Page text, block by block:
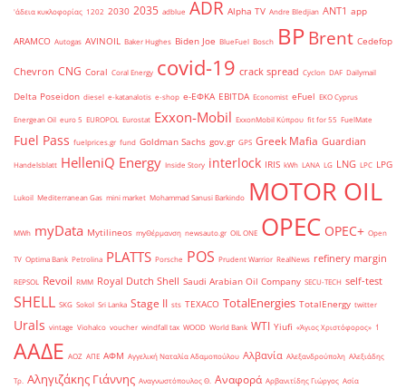
'άδεια κυκλοφορίας 1202 2030 2035 adblue ADR Alpha TV Andre Bledjian ANT1 app
ARAMCO Autogas AVINOIL Baker Hughes Biden Joe BlueFuel Bosch BPBrent Cedefop
Chevron CNG Coral Coral Energy covid-19 crack spread Cyclon DAF Dailymail
Delta Poseidon diesel e-katanalotis e-shop e-ΕΦΚΑ EBITDA Economist eFuel EKO Cyprus
Energean Oil euro 5 EUROPOL Eurostat Exxon-Mobil ExxonMobil Κύπρου fit for 55 FuelMate
Fuel Pass fuelprices.gr fund Goldman Sachs gov.gr GPS Greek Mafia Guardian
Handelsblatt HelleniQ Energy Inside Story interlock IRIS kWh LANA LG LNG LPC LPG
Lukoil Mediterranean Gas mini market Mohammad Sanusi Barkindo MOTOR OIL
MWh myData Mytilineos myΘέρμανση newsauto.gr OIL ONE OPEC OPEC+ Open
TV Optima Bank Petrolina PLATTS Porsche POS Prudent Warrior RealNews refinery margin
REPSOL Revoil RMM Royal Dutch Shell Saudi Arabian Oil Company SECU-TECH self-test
SHELL SKG Sokol Sri Lanka Stage II sts TEXACO TotalEnergies TotalEnergy twitter
Urals vintage Viohalco voucher windfall tax WOOD World Bank WTI Yiufi «Άγιος Χριστόφορος» ΄1
ΑΑΔΕ ΑΟΖ ΑΠΕ ΑΦΜ Αγγελική Ναταλία Αδαμοπούλου Αλβανία Αλεξανδρούπολη Αλεξιάδης
Τρ. Αληγιζάκης Γιάννης Αναγνωστόπουλος Θ. Αναφορά Αρβανιτίδης Γιώργος Ασία